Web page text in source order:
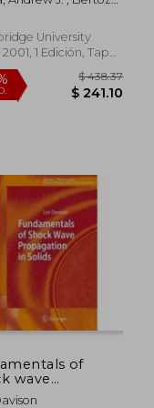
Texts in
University
2001, 1 Edición, Tapa
of
wave
in solids